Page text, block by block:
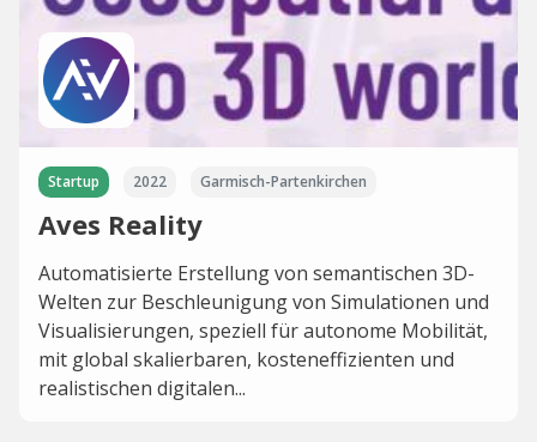
Startup 2022 Garmisch-Partenkirchen
Aves Reality
Automatisierte Erstellung von semantischen 3D-
Welten zur Beschleunigung von Simulationen und
Visualisierungen, speziell für autonome Mobilität,
mit global skalierbaren, kosteneffizienten und
realistischen digitalen...